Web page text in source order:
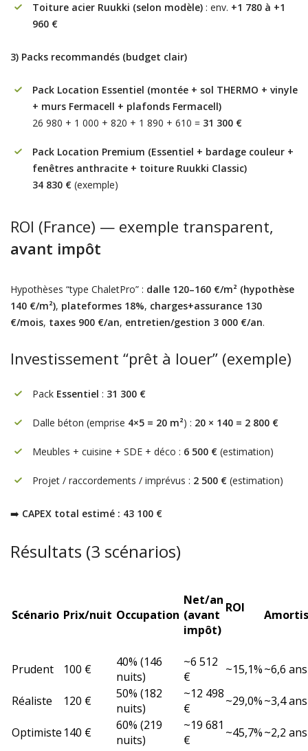
Toiture acier Ruukki (selon modèle): env. +1 780 à +1
960 €
3) Packs recommandés (budget clair)
Pack Location Essentiel (montée + sol THERMO + vinyle
+ murs Fermacell + plafonds Fermacell)
26 980 + 1 000 + 820 + 1 890 + 610 = 31 300 €
Pack Location Premium (Essentiel + bardage couleur +
fenêtres anthracite + toiture Ruukki Classic)
34 830 €(exemple)
ROI (France) — exemple transparent,
avant impôt
Hypothèses “type ChaletPro” : dalle 120–160 €/m² (hypothèse
140 €/m²), plateformes 18%, charges+assurance 130
€/mois, taxes 900 €/an, entretien/gestion 3 000 €/an.
Investissement “prêt à louer” (exemple)
Pack Essentiel : 31 300 €
Dalle béton (emprise 4×5 = 20 m²) : 20 × 140 = 2 800 €
Meubles + cuisine + SDE + déco : 6 500 €(estimation)
Projet / raccordements / imprévus : 2 500 €(estimation)
➡️ CAPEX total estimé : 43 100 €
Résultats (3 scénarios)
Scénario Prix/nuit Occupation
Net/an
(avant
impôt)
ROI
Prudent 100 €
40% (146
nuits)
~6 512
€
~15,1%~6,6 ans
Réaliste 120 €
50% (182
nuits)
~12 498
€
~29,0%~3,4 ans
Optimiste 140 €
60% (219
nuits)
~19 681
€
~45,7%~2,2 ans